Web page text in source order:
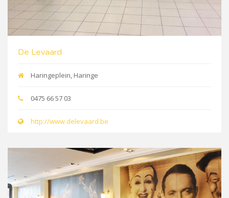
De Levaard
Haringeplein, Haringe
0475 66 57 03
http://www.delevaard.be